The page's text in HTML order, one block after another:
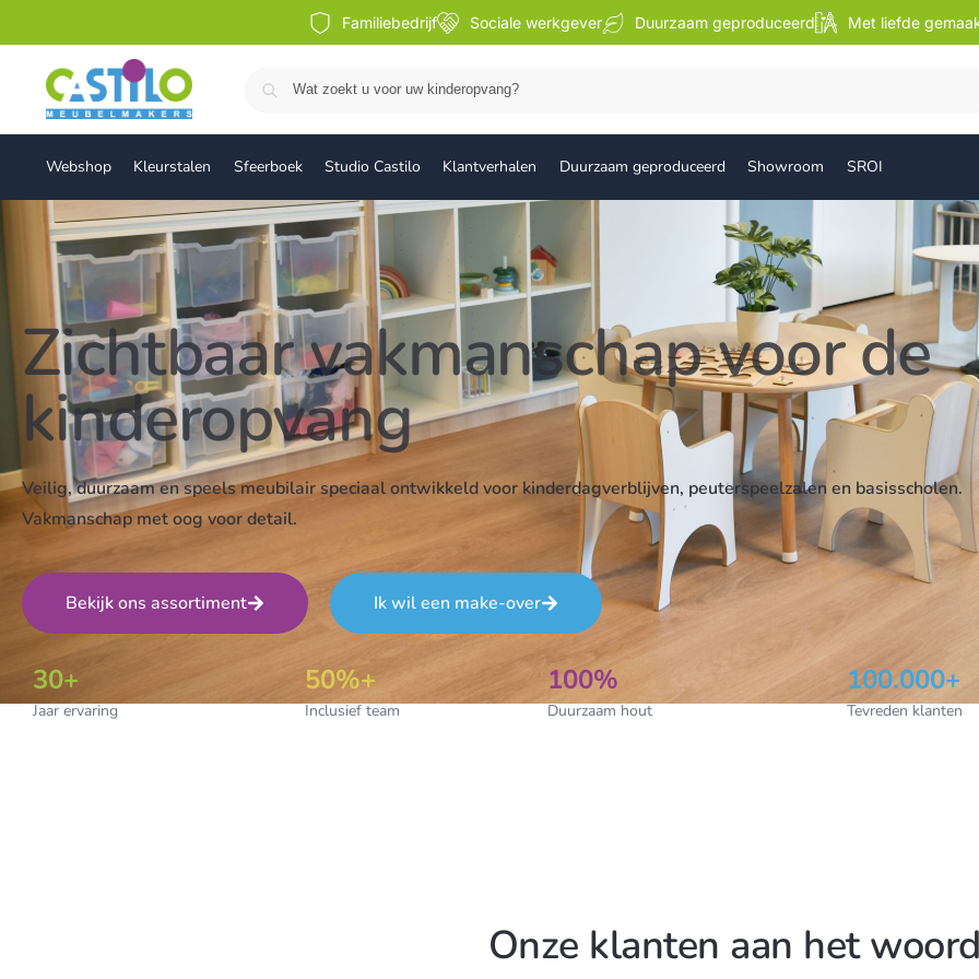
Familiebedrijf Sociale werkgever Duurzaam geproduceerd Met liefde
Webshop Kleurstalen Sfeerboek Studio Castilo Klantverhalen Duurzaam geproduceerd Showroom SROI
Zichtbaar vakmanschap voor de
kinderopvang
Veilig, duurzaam en speels meubilair speciaal ontwikkeld voor kinderdagverblijven, peuterspeelzalen en basisscholen.
Vakmanschap met oog voor detail.
Bekijk ons assortiment Ik wil een make-over
30+
Jaar ervaring
50%+
Inclusief team
100%
Duurzaam hout
100.000+
Tevreden klanten
Onze klanten aan het